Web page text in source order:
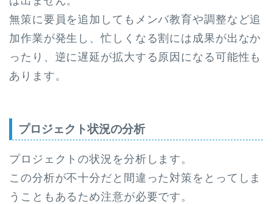
無策に要員を追加してもメンバ教育や調整など追
加作業が発生し、忙しくなる割には成果が出なか
ったり、逆に遅延が拡大する原因になる可能性も
あります。
プロジェクト状況の分析
プロジェクトの状況を分析します。
この分析が不十分だと間違った対策をとってしま
うこともあるため注意が必要です。